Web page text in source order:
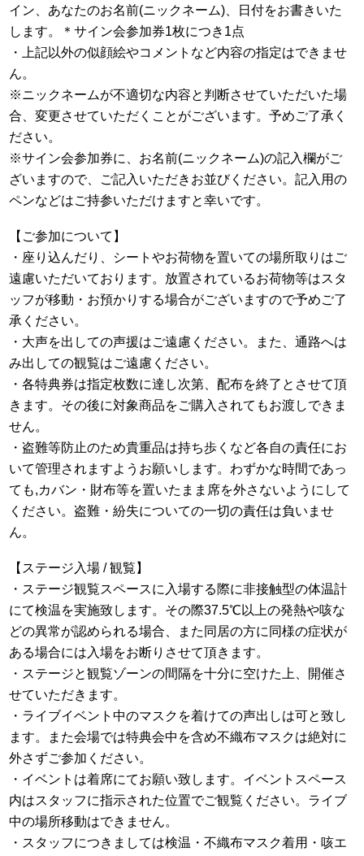
イン、あなたのお名前(ニックネーム)、日付をお書きいた
します。＊サイン会参加券1枚につき1点
・上記以外の似顔絵やコメントなど内容の指定はできませ
ん。
※ニックネームが不適切な内容と判断させていただいた場
合、変更させていただくことがございます。予めご了承く
ださい。
※サイン会参加券に、お名前(ニックネーム)の記入欄がご
ざいますので、ご記入いただきお並びください。記入用の
ペンなどはご持参いただけますと幸いです。
【ご参加について】
・座り込んだり、シートやお荷物を置いての場所取りはご
遠慮いただいております。放置されているお荷物等はスタ
ッフが移動・お預かりする場合がございますので予めご了
承ください。
・大声を出しての声援はご遠慮ください。また、通路へは
み出しての観覧はご遠慮ください。
・各特典券は指定枚数に達し次第、配布を終了とさせて頂
きます。その後に対象商品をご購入されてもお渡しできま
せん。
・盗難等防止のため貴重品は持ち歩くなど各自の責任にお
いて管理されますようお願いします。わずかな時間であっ
ても,カバン・財布等を置いたまま席を外さないようにして
ください。盗難・紛失についての一切の責任は負いませ
ん。
【ステージ入場 / 観覧】
・ステージ観覧スペースに入場する際に非接触型の体温計
にて検温を実施致します。その際37.5℃以上の発熱や咳な
どの異常が認められる場合、また同居の方に同様の症状が
ある場合には入場をお断りさせて頂きます。
・ステージと観覧ゾーンの間隔を十分に空けた上、開催さ
せていただきます。
・ライブイベント中のマスクを着けての声出しは可と致し
ます。また会場では特典会中を含め不織布マスクは絶対に
外さずご参加ください。
・イベントは着席にてお願い致します。イベントスペース
内はスタッフに指示された位置でご観覧ください。ライブ
中の場所移動はできません。
・スタッフにつきましては検温・不織布マスク着用・咳エ